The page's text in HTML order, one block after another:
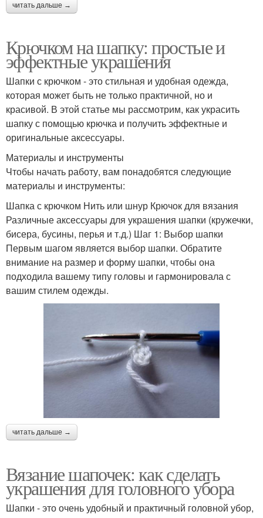
читать дальше →
Крючком на шапку: простые и
эффектные украшения
Шапки с крючком - это стильная и удобная одежда,
которая может быть не только практичной, но и
красивой. В этой статье мы рассмотрим, как украсить
шапку с помощью крючка и получить эффектные и
оригинальные аксессуары.
Материалы и инструменты
Чтобы начать работу, вам понадобятся следующие
материалы и инструменты:
Шапка с крючком Нить или шнур Крючок для вязания
Различные аксессуары для украшения шапки (кружечки,
бисера, бусины, перья и т.д.) Шаг 1: Выбор шапки
Первым шагом является выбор шапки. Обратите
внимание на размер и форму шапки, чтобы она
подходила вашему типу головы и гармонировала с
вашим стилем одежды.
читать дальше →
Вязание шапочек: как сделать
украшения для головного убора
Шапки - это очень удобный и практичный головной убор,